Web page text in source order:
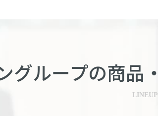
グループの商品・
LINEUP